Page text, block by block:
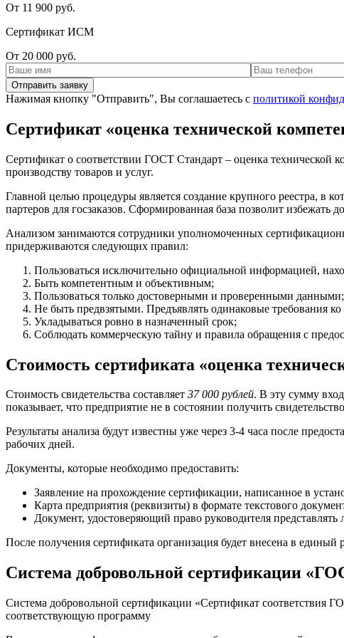
От 11 900 руб.
Сертификат ИСМ
От 20 000 руб.
Нажимая кнопку "Отправить", Вы соглашаетесь с политикой
Сертификат «оценка технической
Сертификат о соответствии ГОСТ Стандарт – оценка технической
производству товаров и услуг.
Главной целью процедуры является создание крупного реестра, в
партеров для госзаказов. Сформированная база позволит
Анализом занимаются сотрудники уполномоченных
придерживаются следующих правил:
Пользоваться исключительно официальной информацией,
Быть компетентным и объективным;
Пользоваться только достоверными и проверенными данными;
Не быть предвзятыми. Предъявлять одинаковые требования
Укладываться ровно в назначенный срок;
Соблюдать коммерческую тайну и правила обращения с
Стоимость сертификата «оценка
Стоимость свидетельства составляет 37 000 рублей. В эту сумму
показывает, что предприятие не в состоянии получить
Результаты анализа будут известны уже через 3-4 часа после
рабочих дней.
Документы, которые необходимо предоставить:
Заявление на прохождение сертификации, написанное в
Карта предприятия (реквизиты) в формате текстового
Документ, удостоверяющий право руководителя
После получения сертификата организация будет внесена в единый
Система добровольной сертификации
Система добровольной сертификации «Сертификат соответствия
соответствующую программу